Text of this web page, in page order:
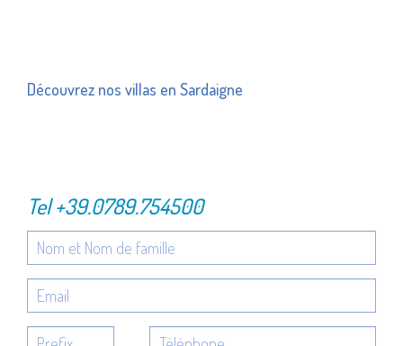
Découvrez nos villas en Sardaigne
Tel+39.0789.754500